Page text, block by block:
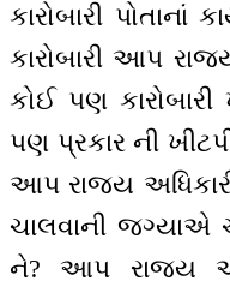
કારોબારી
કારોબારી આપ
કોઈ પણ
પણ પ્રકાર ની
આપ રાજ્ય
ચાલવાની જગ્યાએ
ને? આપ રાજ્ય